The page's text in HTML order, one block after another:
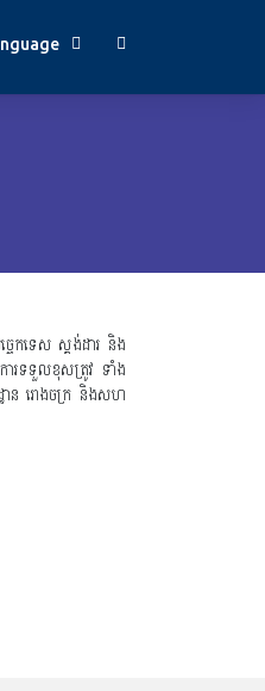
េកទេស ស្តង់ដារ​ និង
ារទទួលខុសត្រូវ ទាំង
ឋាន រោងចក្រ និងសហ